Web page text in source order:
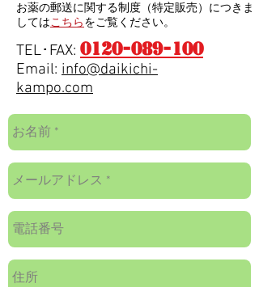
お薬の郵送に関する制度（特定販売）につきま
してはこちらをご覧ください。
TEL･FAX: 0120-089-100
Email: info@daikichi-
kampo.com